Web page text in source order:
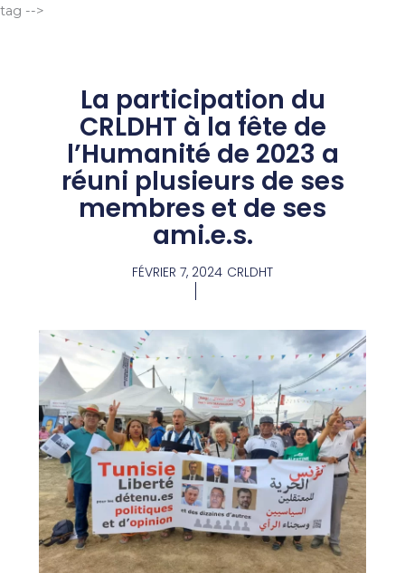
tag -->
La participation du
CRLDHT à la fête de
l’Humanité de 2023 a
réuni plusieurs de ses
membres et de ses
ami.e.s.
FÉVRIER 7, 2024 CRLDHT